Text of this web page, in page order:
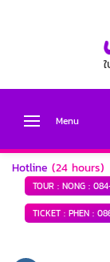
Menu
Hotline (24 hours)
TOUR : NONG :
TICKET : PHEN :